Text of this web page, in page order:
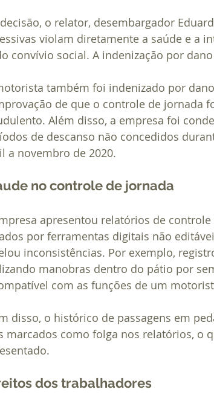
o relator, desembargador
violam diretamente a saúde e a
convívio social. A indenização por
também foi indenizado por
de que o controle de jornada
Além disso, a empresa foi
de descanso não concedidos
a novembro de 2020.
no controle de jornada
apresentou relatórios de
por ferramentas digitais não
inconsistências. Por exemplo,
manobras dentro do pátio por
com as funções de um
disso, o histórico de passagens em
marcados como folga nos relatórios, o
dos trabalhadores